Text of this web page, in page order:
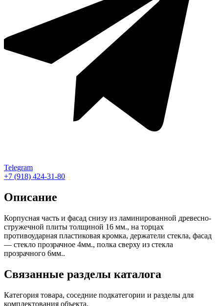
Telegram
+7 (918) 424-31-80
Описание
Корпусная часть и фасад снизу из ламинированной древесно-
стружечной плиты толщиной 16 мм., на торцах
противоударная пластиковая кромка, держатели стекла, фасад
— стекло прозрачное 4мм., полка сверху из стекла
прозрачного 6мм..
Связанные разделы каталога
Категория товара, соседние подкатегории и разделы для
комплектования объекта.